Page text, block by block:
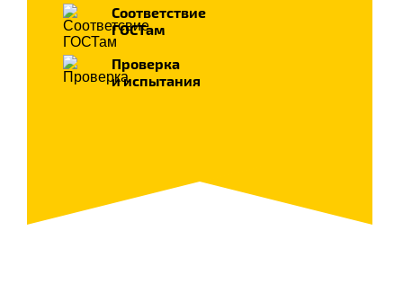
Соответствие
ГОСТам
Проверка
и испытания